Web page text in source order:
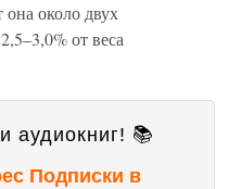
она около двух
от веса
аудиокниг! 📚
Подписки в